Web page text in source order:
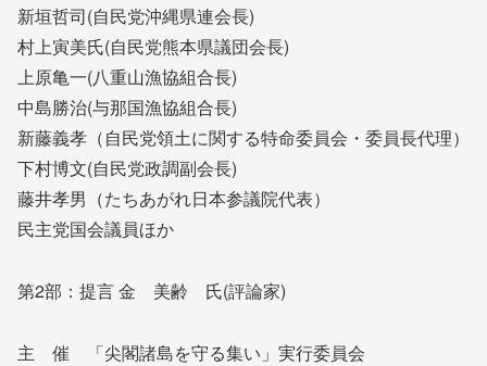
新垣哲司(自民党沖縄県連会長)
村上寅美氏(自民党熊本県議団会長)
上原亀一(八重山漁協組合長)
中島勝治(与那国漁協組合長)
新藤義孝（自民党領土に関する特命委員会・委員長代理）
下村博文(自民党政調副会長)
藤井孝男（たちあがれ日本参議院代表）
民主党国会議員ほか
第2部：提言 金 美齢 氏(評論家)
主 催 「尖閣諸島を守る集い」実行委員会